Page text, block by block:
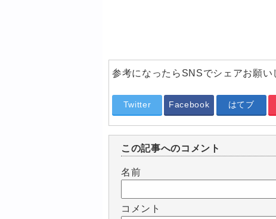
参考になったらSNSでシェアお願い
Twitter Facebook はてブ
この記事へのコメント
名前
コメント